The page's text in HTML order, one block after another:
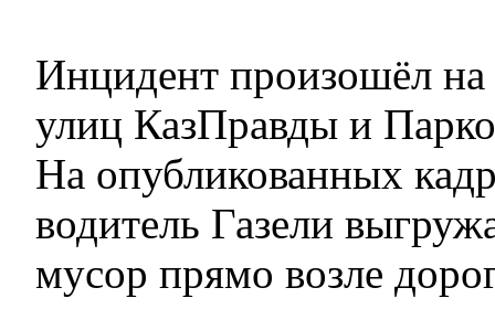
Инцидент произошёл на
улиц КазПравды и
На опубликованных
водитель Газели
мусор прямо возле